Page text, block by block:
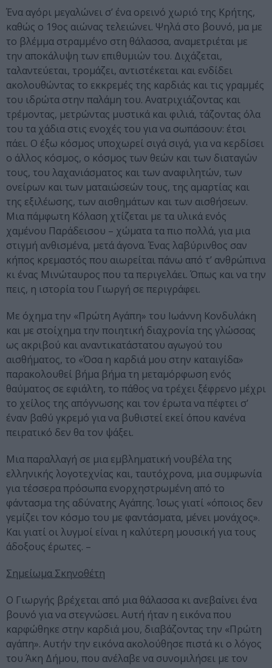
Ένα αγόρι μεγαλώνει σ’ ένα ορεινό χωριό της Κρήτης,
καθώς ο 19ος αιώνας τελειώνει. Ψηλά στο βουνό, μα με
το βλέμμα στραμμένο στη θάλασσα, αναμετριέται με
την αποκάλυψη των επιθυμιών του. Διχάζεται,
ταλαντεύεται, τρομάζει, αντιστέκεται και ενδίδει
ακολουθώντας το εκκρεμές της καρδιάς και τις γραμμές
του ιδρώτα στην παλάμη του. Ανατριχιάζοντας και
τρέμοντας, μετρώντας μυστικά και φιλιά, τάζοντας όλα
του τα χάδια στις ενοχές του για να σωπάσουν: έτσι
πάει. Ο έξω κόσμος υποχωρεί σιγά σιγά, για να κερδίσει
ο άλλος κόσμος, ο κόσμος των θεών και των διαταγών
τους, του λαχανιάσματος και των αναφιλητών, των
ονείρων και των ματαιώσεών τους, της αμαρτίας και
της εξιλέωσης, των αισθημάτων και των αισθήσεων.
Μια πάμφωτη Κόλαση χτίζεται με τα υλικά ενός
χαμένου Παράδεισου – χώματα τα πιο πολλά, για μια
στιγμή ανθισμένα, μετά άγονα. Ένας λαβύρινθος σαν
κήπος κρεμαστός που αιωρείται πάνω από τ’ ανθρώπινα
κι ένας Μινώταυρος που τα περιγελάει. Όπως και να την
πεις, η ιστορία του Γιωργή σε περιγράφει.
Με όχημα την «Πρώτη Αγάπη» του Ιωάννη Κονδυλάκη
και με στοίχημα την ποιητική διαχρονία της γλώσσας
ως ακριβού και αναντικατάστατου αγωγού του
αισθήματος, το «Όσα η καρδιά μου στην καταιγίδα»
παρακολουθεί βήμα βήμα τη μεταμόρφωση ενός
θαύματος σε εφιάλτη, το πάθος να τρέχει ξέφρενο μέχρι
το χείλος της απόγνωσης και τον έρωτα να πέφτει σ’
έναν βαθύ γκρεμό για να βυθιστεί εκεί όπου κανένα
πειρατικό δεν θα τον ψάξει.
Μια παραλλαγή σε μια εμβληματική νουβέλα της
ελληνικής λογοτεχνίας και, ταυτόχρονα, μια συμφωνία
για τέσσερα πρόσωπα ενορχηστρωμένη από το
φάντασμα της αδύνατης Αγάπης. Ίσως γιατί «όποιος δεν
γεμίζει τον κόσμο του με φαντάσματα, μένει μονάχος».
Και γιατί οι λυγμοί είναι η καλύτερη μουσική για τους
άδοξους έρωτες. –
Σημείωμα Σκηνοθέτη
Ο Γιωργής βρέχεται από μια θάλασσα κι ανεβαίνει ένα
βουνό για να στεγνώσει. Αυτή ήταν η εικόνα που
καρφώθηκε στην καρδιά μου, διαβάζοντας την «Πρώτη
αγάπη». Αυτήν την εικόνα ακολούθησε πιστά κι ο λόγος
του Άκη Δήμου, που ανέλαβε να συνομιλήσει με τον